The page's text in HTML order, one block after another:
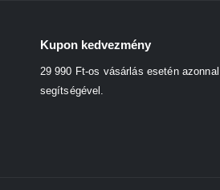
Kupon kedvezmény
29 990 Ft-os vásárlás esetén
segítségével.